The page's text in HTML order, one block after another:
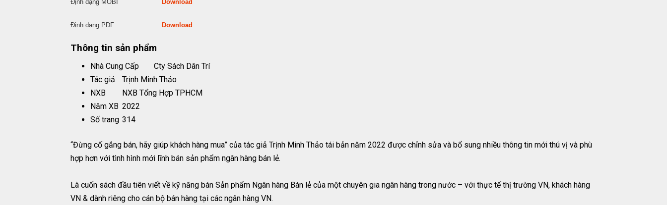
Định dạng MOBI Download
Định dạng PDF Download
Thông tin sản phẩm
Nhà Cung Cấp
Cty Sách Dân Trí
Tác giả
Trịnh Minh Thảo
NXB
NXB Tổng Hợp TPHCM
Năm XB 2022
Số trang 314
“Đừng cố gắng bán, hãy giúp khách hàng mua” của tác giả Trịnh Minh Thảo tái bản năm 2022 được chỉnh sửa và bổ sung nhiều thông tin mới thú vị và phù
hợp hơn với tình hình mới lĩnh bán sản phẩm ngân hàng bán lẻ.
Là cuốn sách đầu tiên viết về kỹ năng bán Sản phẩm Ngân hàng Bán lẻ của một chuyên gia ngân hàng trong nước – với thực tế thị trường VN, khách hàng
VN & dành riêng cho cán bộ bán hàng tại các ngân hàng VN.